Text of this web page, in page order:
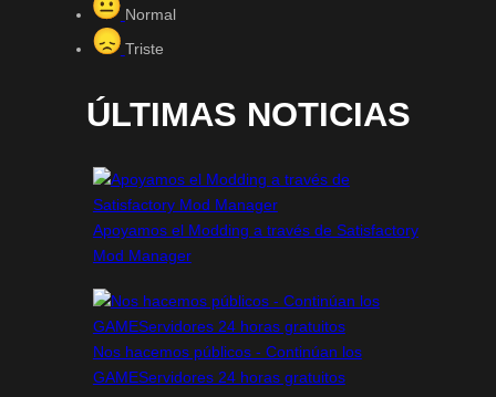
Normal
Triste
ÚLTIMAS NOTICIAS
Apoyamos el Modding a través de Satisfactory
Mod Manager
Nos hacemos públicos - Continúan los
GAMEServidores 24 horas gratuitos